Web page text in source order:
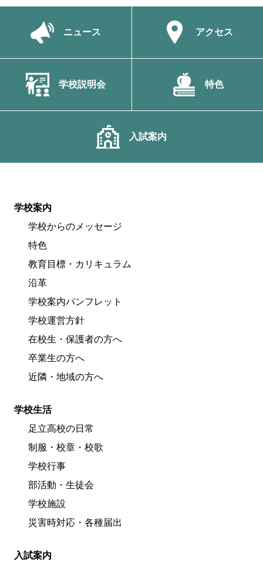
ニュース アクセス
学校説明会 特色
入試案内
学校案内
学校からのメッセージ
特色
教育目標・カリキュラム
沿革
学校案内パンフレット
学校運営方針
在校生・保護者の方へ
卒業生の方へ
近隣・地域の方へ
学校生活
足立高校の日常
制服・校章・校歌
学校行事
部活動・生徒会
学校施設
災害時対応・各種届出
入試案内